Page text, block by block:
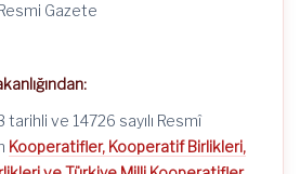
Gazete
tarihli ve 14726 sayılı Resmî
Kooperatifler, Kooperatif Birlikleri,